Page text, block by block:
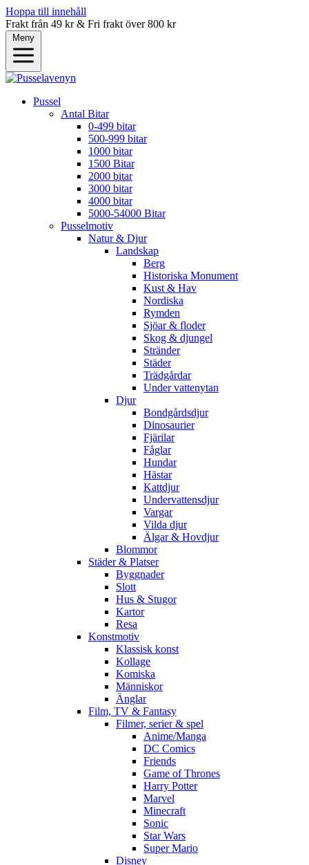
Hoppa till innehåll
Frakt från 49 kr & Fri frakt över 800 kr
Meny
Pussel
Antal Bitar
0-499 bitar
500-999 bitar
1000 bitar
1500 Bitar
2000 bitar
3000 bitar
4000 bitar
5000-54000 Bitar
Pusselmotiv
Natur & Djur
Landskap
Berg
Historiska Monument
Kust & Hav
Nordiska
Rymden
Sjöar & floder
Skog & djungel
Stränder
Städer
Trädgårdar
Under vattenytan
Djur
Bondgårdsdjur
Dinosaurier
Fjärilar
Fåglar
Hundar
Hästar
Kattdjur
Undervattensdjur
Vargar
Vilda djur
Älgar & Hovdjur
Blommor
Städer & Platser
Byggnader
Slott
Hus & Stugor
Kartor
Resa
Konstmotiv
Klassisk konst
Kollage
Komiska
Människor
Änglar
Film, TV & Fantasy
Filmer, serier & spel
Anime/Manga
DC Comics
Friends
Game of Thrones
Harry Potter
Marvel
Minecraft
Sonic
Star Wars
Super Mario
Disney